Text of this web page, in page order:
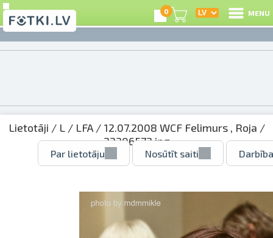
0 MENU
Lietotāji / L/ LFA/ 12.07.2008 WCF Felimurs , Roja /
22306573.jpg
Par lietotāju Nosūtīt saiti